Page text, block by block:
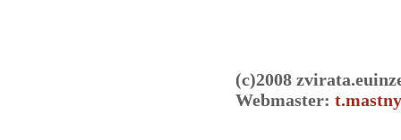
(c)2008
Webmaster: